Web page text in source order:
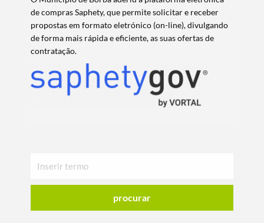
de compras Saphety, que permite solicitar e receber
propostas em formato eletrónico (on-line), divulgando
de forma mais rápida e eficiente, as suas ofertas de
contratação.
procurar